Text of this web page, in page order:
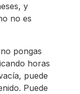
y
no es
pongas
horas
puede
Puede